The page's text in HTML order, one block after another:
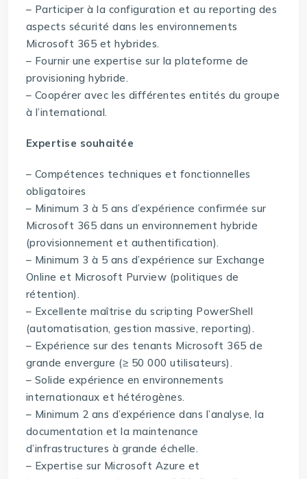
– Participer à la configuration et au reporting des
aspects sécurité dans les environnements
Microsoft 365 et hybrides.
– Fournir une expertise sur la plateforme de
provisioning hybride.
– Coopérer avec les différentes entités du groupe
à l’international.
Expertise souhaitée
– Compétences techniques et fonctionnelles
obligatoires
– Minimum 3 à 5 ans d’expérience confirmée sur
Microsoft 365 dans un environnement hybride
(provisionnement et authentification).
– Minimum 3 à 5 ans d’expérience sur Exchange
Online et Microsoft Purview (politiques de
rétention).
– Excellente maîtrise du scripting PowerShell
(automatisation, gestion massive, reporting).
– Expérience sur des tenants Microsoft 365 de
grande envergure (≥ 50 000 utilisateurs).
– Solide expérience en environnements
internationaux et hétérogènes.
– Minimum 2 ans d’expérience dans l’analyse, la
documentation et la maintenance
d’infrastructures à grande échelle.
– Expertise sur Microsoft Azure et